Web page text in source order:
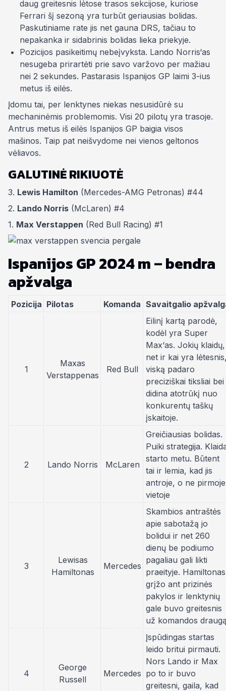
daug greitesnis lėtose trasos sekcijose, kuriose
Ferrari šį sezoną yra turbūt geriausias bolidas.
Paskutiniame rate jis net gauna DRS, tačiau to
nepakanka ir sidabrinis bolidas lieka priekyje.
Pozicijos pasikeitimų nebeįvyksta. Lando Norris‘as
nesugeba prirartėti prie savo varžovo per mažiau
nei 2 sekundes. Pastarasis Ispanijos GP laimi 3-ius
metus iš eilės.
Įdomu tai, per lenktynes niekas nesusidūrė su
mechaninėmis problemomis. Visi 20 pilotų yra trasoje.
Antrus metus iš eilės Ispanijos GP baigia visos
mašinos. Taip pat neišvydome nei vienos geltonos
vėliavos.
GALUTINĖ RIKIUOTĖ
3. Lewis Hamilton (Mercedes-AMG Petronas) #44
2. Lando Norris (McLaren) #4
1. Max Verstappen (Red Bull Racing) #1
Ispanijos GP 2024 m – bendra
apžvalga
Pozicija Pilotas Komanda Savaitgalio
1
Maxas
Verstappenas
Red Bull
Eilinį kartą parodė,
kodėl yra Super
Max‘as. Jokių klaidų,
net ir kai yra
viską padaro
preciziškai tiksliai bei
didina atotrūkį nuo
konkurentų taškų
įskaitoje.
2 Lando Norris McLaren
Greičiausias bolidas.
Puiki strategija.
starto metu. Būtent
tai ir lemia, kad jis
antroje, o ne pirmoje
vietoje
3
Lewisas
Hamiltonas
Mercedes
Skambios antraštės
apie sabotažą jo
bolidui ir net 260
dienų be podiumo
pagaliau gali likti
praeityje. Hamiltonas
grįžo ant prizinės
pakylos ir lenktynių
gale buvo greitesnis
už komandos
4
George
Russell
Mercedes
Įspūdingas startas
leido britui pirmauti.
Nors Lando ir Max
po to ir buvo
greitesni, gaila, kad